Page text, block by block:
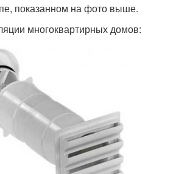
показанном на фото выше.
многоквартирных домов: